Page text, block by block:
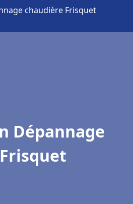
chaudière Frisquet
Dépannage